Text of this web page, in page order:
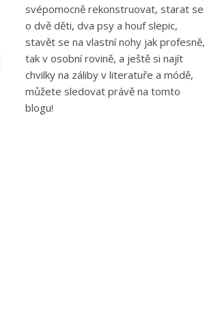
svépomocně rekonstruovat, starat se
o dvě děti, dva psy a houf slepic,
stavět se na vlastní nohy jak profesně,
tak v osobní rovině, a ještě si najít
chvilky na záliby v literatuře a módě,
můžete sledovat právě na tomto
blogu!